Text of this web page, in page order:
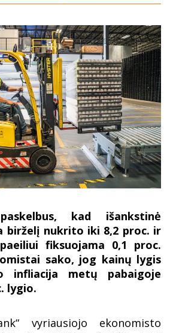
kad išankstinė
birželį nukrito iki 8,2 proc. ir
fiksuojama 0,1 proc.
sako, jog kainų lygis
infliacija metų pabaigoje
lygio.
vyriausiojo ekonomisto